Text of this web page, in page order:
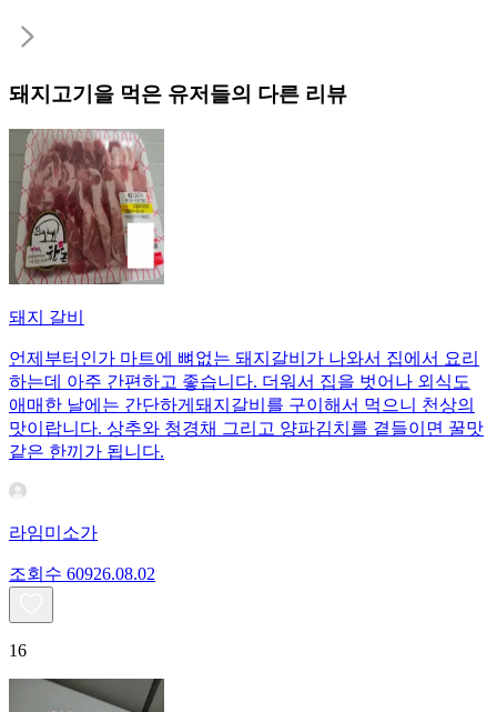
돼지고기 을 먹은 유저들의 다른 리뷰
돼지 갈비
언제부터인가 마트에 뼈없는 돼지갈비가 나와서 집에서 요리
하는데 아주 간편하고 좋습니다. 더워서 집을 벗어나 외식도
애매한 날에는 간단하게돼지갈비를 구이해서 먹으니 천상의
맛이랍니다. 상추와 청경채 그리고 양파김치를 곁들이면 꿀맛
같은 한끼가 됩니다.
라임미소가
조회수 60926.08.02
16